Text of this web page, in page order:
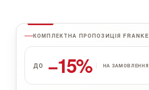
КОМПЛЕКТНА ПРОПОЗИЦІЯ FRANKE
ДО −15% НА ЗАМОВЛЕННЯ